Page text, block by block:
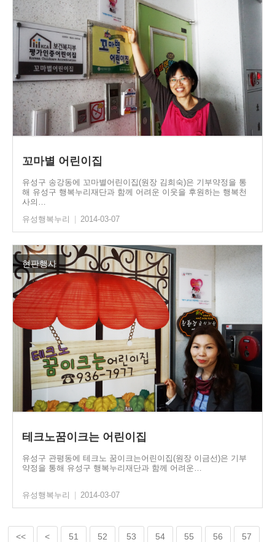
꼬마별 어린이집
유성구 송강동에 꼬마별어린이집(원장 김희숙)은 기부약정을 통
해 유성구 행복누리재단과 함께 어려운 이웃을 후원하는 행복천
사의…
유성행복누리
2014-03-07
현판행사
테크노꿈이크는 어린이집
유성구 관평동에 테크노 꿈이크는어린이집(원장 이금선)은 기부
약정을 통해 유성구 행복누리재단과 함께 어려운…
유성행복누리 | 2014-03-07
<< < 51 52 53 54 55 56 57